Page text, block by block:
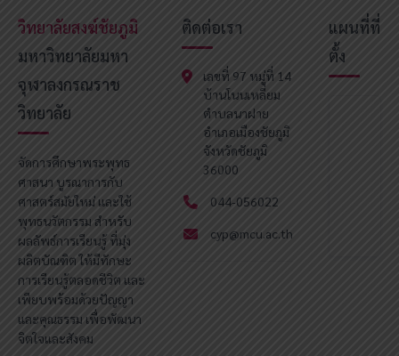
วิทยาลัยสงฆ์ชัยภูมิ
มหาวิทยาลัยมหา
จุฬาลงกรณราช
วิทยาลัย
จัดการศึกษาพระพุทธ
ศาสนา บูรณาการกับ
ศาสตร์สมัยใหม่ และใช้
พุทธนวัตกรรม สำหรับ
ผลลัพธ์การเรียนรู้ ที่มุ่ง
ผลิตบัณฑิต ให้มีทักษะ
การเรียนรู้ตลอดชีวิต และ
เพียบพร้อมด้วยปัญญา
และคุณธรรม เพื่อพัฒนา
จิตใจและสังคม
ติดต่อเรา
เลขที่ 97 หมู่ที่ 14
บ้านโนนเหลี่ยม
ตำบลนาฝาย
อำเภอเมืองชัยภูมิ
จังหวัดชัยภูมิ
36000
044-056022
cyp@mcu.ac.th
แผนที่ที่
ตั้ง